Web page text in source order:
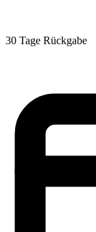
30 Tage Rückgabe